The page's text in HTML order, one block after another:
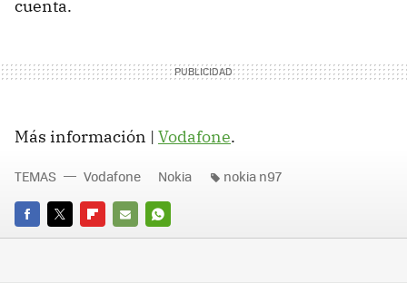
cuenta.
Más información | Vodafone.
FACEBOOK
TWITTERFLIPBOARD
E-
WHATSAPP
TEMAS Vodafone Nokia nokia n97